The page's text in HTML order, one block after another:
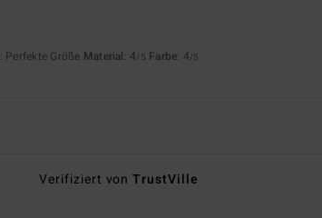
: Perfekte Größe Material: 4/5 Farbe: 4/5
Verifiziert vonTrustVille